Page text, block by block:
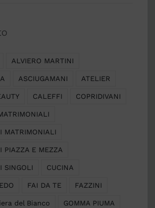
ALVIERO MARTINI
ASCIUGAMANI ATELIER
CALEFFI COPRIDIVANI
MATRIMONIALI
PIAZZA E MEZZA
SINGOLI CUCINA
FAI DA TE FAZZINI
del Bianco GOMMA PIUMA